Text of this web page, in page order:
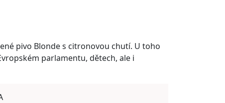
pivo Blonde s citronovou chutí. U toho
parlamentu, dětech, ale i